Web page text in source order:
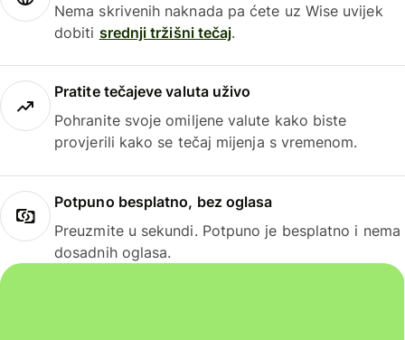
Nema skrivenih naknada pa ćete uz Wise uvijek
dobiti srednji tržišni tečaj.
Pratite tečajeve valuta uživo
Pohranite svoje omiljene valute kako biste
provjerili kako se tečaj mijenja s vremenom.
Potpuno besplatno, bez oglasa
Preuzmite u sekundi. Potpuno je besplatno i nema
dosadnih oglasa.